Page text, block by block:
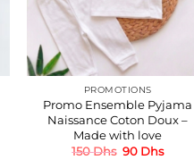
PROMOTIONS
Promo Ensemble Pyjama
Naissance Coton Doux –
Made with love
150Dhs Le
90 DhsLe